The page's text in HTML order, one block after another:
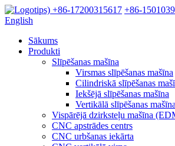
+86-17200315617 +86-
English
Sākums
Produkti
Slīpēšanas mašīna
Virsmas slīpēšanas mašīna
Cilindriskā slīpēšanas
Iekšējā slīpēšanas mašīna
Vertikālā slīpēšanas mašīna
Vispārējā dzirksteļu mašīna
CNC apstrādes centrs
CNC urbšanas iekārta